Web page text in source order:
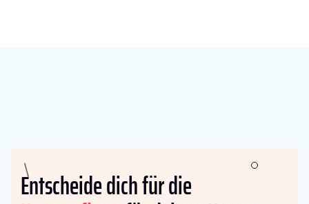
Entscheide dich für die